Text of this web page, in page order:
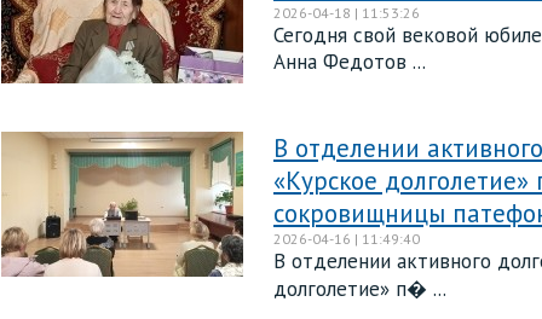
2026-04-18 | 11:53:26
Сегодня свой вековой
Анна Федотов ...
В отделении
«Курское
сокровищницы
2026-04-16 | 11:49:40
В отделении активного
долголетие» п� ...